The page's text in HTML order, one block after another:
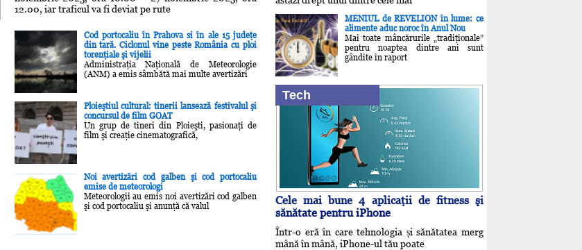
12.00, iar traficul va fi deviat pe rute
Cod portocaliu în Prahova si în ale 15 judeţe
din tară. Ciclonul vine peste România cu ploi
torenţiale şi vijelii
Administraţia Naţională de Meteorologie
(ANM) a emis sâmbătă mai multe avertizări
Ploieştiul cultural: tinerii lansează festivalul şi
concursul de film GOAT
Un grup de tineri din Ploieşti, pasionaţi de
film şi creaţie cinematografică,
Noi avertizări cod galben şi cod portocaliu
emise de meteorologi
Meteorologii au emis noi avertizări cod galben
şi cod portocaliu şi anunţă că valul
MENIUL de REVELION în lume: ce
alimente aduc noroc în Anul Nou
Mai toate mâncărurile „tradiţionale”
pentru noaptea dintre ani sunt
gândite în raport
Tech
Cele mai bune 4 aplicaţii de fitness şi
sănătate pentru iPhone
Într-o eră în care tehnologia și sănătatea merg
mână în mână, iPhone-ul tău poate